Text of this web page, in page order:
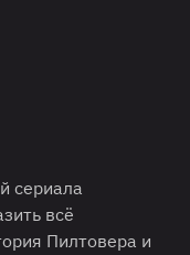
сериала
всё
Пилтовера и